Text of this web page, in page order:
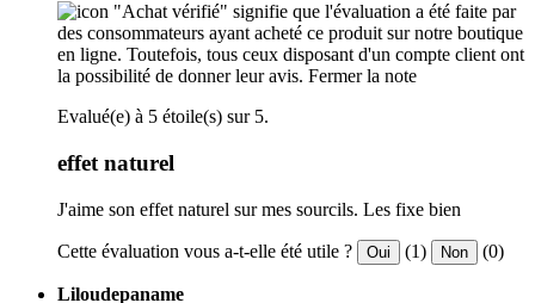
"Achat vérifié" signifie que l'évaluation a été faite par
des consommateurs ayant acheté ce produit sur notre boutique
en ligne. Toutefois, tous ceux disposant d'un compte client ont
la possibilité de donner leur avis. Fermer la note
Evalué(e) à 5 étoile(s) sur 5.
effet naturel
J'aime son effet naturel sur mes sourcils. Les fixe bien
Cette évaluation vous a-t-elle été utile ? Oui (1) Non (0)
Liloudepaname